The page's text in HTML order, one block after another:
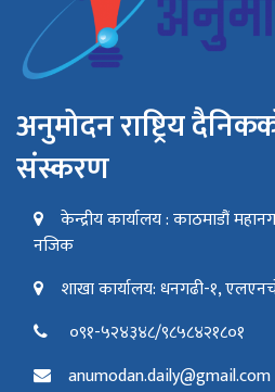
अनुमोदन राष्ट्रिय
संस्करण
केन्द्रीय कार्यालय : काठमाडौं
नजिक
शाखा कार्यालय: धनगढी-१,
०९१-५२४३४८/९८५८४२१८०१
anumodan.daily@gmail.com